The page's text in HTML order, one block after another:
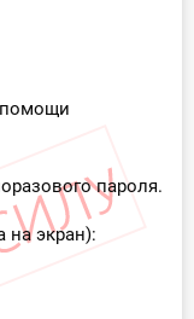
пароля.
экран):